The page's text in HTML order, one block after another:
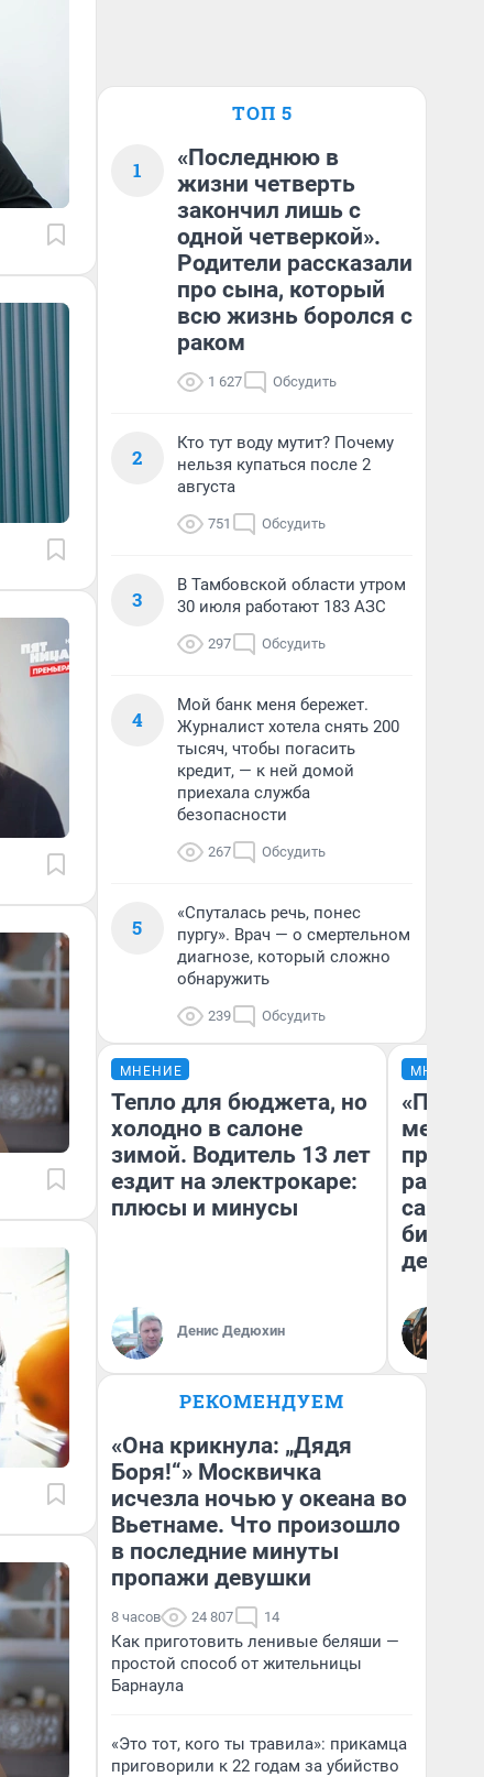
ТОП 5
1
«Последнюю в
жизни четверть
закончил лишь с
одной четверкой».
Родители рассказали
про сына, который
всю жизнь боролся с
раком
1 627 Обсудить
2
Кто тут воду мутит? Почему
нельзя купаться после 2
августа
751 Обсудить
3
В Тамбовской области утром
30 июля работают 183 АЗС
297 Обсудить
4
Мой банк меня бережет.
Журналист хотела снять 200
тысяч, чтобы погасить
кредит, — к ней домой
приехала служба
безопасности
267 Обсудить
5
«Спуталась речь, понес
пургу». Врач — о смертельном
диагнозе, который сложно
обнаружить
239 Обсудить
МНЕНИЕ
Тепло для бюджета, но
холодно в салоне
зимой. Водитель 13 лет
ездит на электрокаре:
плюсы и минусы
Денис Дедюхин
МНЕНИЕ
самом
РЕКОМЕНДУЕМ
«Она крикнула: „Дядя
Боря!“» Москвичка
исчезла ночью у океана во
Вьетнаме. Что произошло
в последние минуты
пропажи девушки
8 часов 24 807 14
Как приготовить ленивые беляши —
простой способ от жительницы
Барнаула
«Это тот, кого ты травила»: прикамца
приговорили к 22 годам за убийство